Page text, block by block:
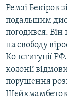
Ремзі Бекіров
подальшим
погодився. Він
на свободу
Конституції
колонії
порушення